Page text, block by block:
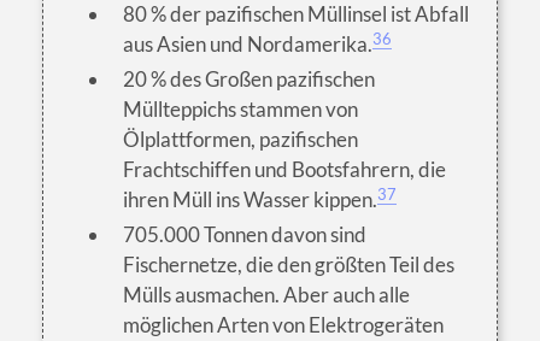
80 % der pazifischen Müllinsel ist Abfall
aus Asien und Nordamerika.36
20 % des Großen pazifischen
Müllteppichs stammen von
Ölplattformen, pazifischen
Frachtschiffen und Bootsfahrern, die
ihren Müll ins Wasser kippen.37
705.000 Tonnen davon sind
Fischernetze, die den größten Teil des
Mülls ausmachen. Aber auch alle
möglichen Arten von Elektrogeräten